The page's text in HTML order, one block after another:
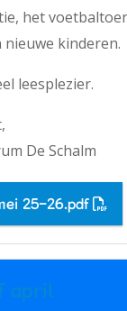
het
kinderen.
leesplezier.
De Schalm
25-26.pdf
april